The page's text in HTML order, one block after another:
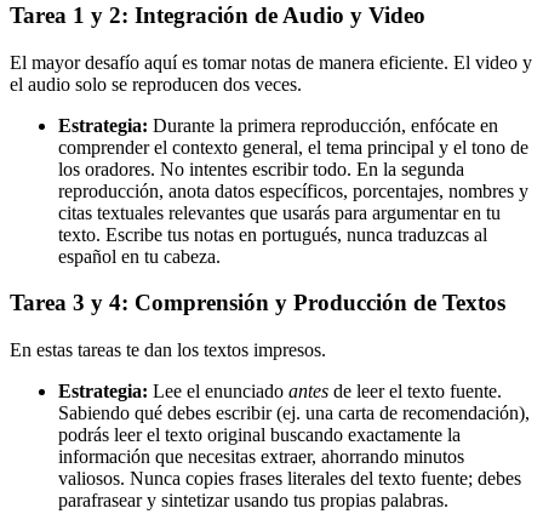
Tarea 1 y 2: Integración de Audio y Video
El mayor desafío aquí es tomar notas de manera eficiente. El video y
el audio solo se reproducen dos veces.
Estrategia: Durante la primera reproducción, enfócate en
comprender el contexto general, el tema principal y el tono de
los oradores. No intentes escribir todo. En la segunda
reproducción, anota datos específicos, porcentajes, nombres y
citas textuales relevantes que usarás para argumentar en tu
texto. Escribe tus notas en portugués, nunca traduzcas al
español en tu cabeza.
Tarea 3 y 4: Comprensión y Producción de Textos
En estas tareas te dan los textos impresos.
Estrategia: Lee el enunciado antes de leer el texto fuente.
Sabiendo qué debes escribir (ej. una carta de recomendación),
podrás leer el texto original buscando exactamente la
información que necesitas extraer, ahorrando minutos
valiosos. Nunca copies frases literales del texto fuente; debes
parafrasear y sintetizar usando tus propias palabras.